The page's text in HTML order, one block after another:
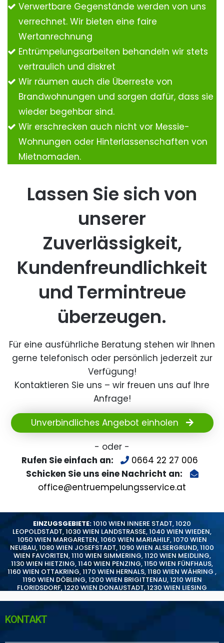
Verwertbare Gegenstände werden von uns
verrechnet. Wir bieten eine faire
Wertanrechnung
Entrümpelungsarbeiten behandeln wir stets
vertraulich und diskret
Wir räumen auch die Überreste von
Brandwohnungen und sorgen dafür, dass sie
wieder begehbar sind.
Wir erschrecken auch nicht vor Messie-
Wohnungen oder Hinterlassenschaften von
Mietnomaden.
Lassen Sie sich von
unserer
Zuverlässigkeit,
Kundenfreundlichkeit
und Termintreue
überzeugen.
Für eine ausführliche Beratung stehen wir Ihnen
gerne telefonisch oder persönlich jederzeit zur
Verfügung!
Kontaktieren Sie uns – wir freuen uns auf Ihre
Anfrage!
Unverbindliches Angebot einholen
- oder -
Rufen Sie einfach an:
0664 22 27 006
Schicken Sie uns eine Nachricht an:
office@entruempelungsservice.at
EINZUGSGEBIETE:1010 WIEN INNERE STADT,1020
LEOPOLDSTADT,1030 WIEN LANDSTRASSE,1040 WIEN WIEDEN,
1050 WIEN MARGARETEN,1060 WIEN MARIAHILF,1070 WIEN
NEUBAU,1080 WIEN JOSEFSTADT,1090 WIEN ALSERGRUND,1100
WIEN FAVORITEN,1110 WIEN SIMMERING,1120 WIEN MEIDLING,
1130 WIEN HIETZING,1140 WIEN PENZING,1150 WIEN FÜNFHAUS,
1160 WIEN OTTAKRING,1170 WIEN HERNALS,1180 WIEN WÄHRING ,
1190 WIEN DÖBLING,1200 WIEN BRIGITTENAU,1210 WIEN
FLORIDSDORF,1220 WIEN DONAUSTADT,1230 WIEN LIESING
KONTAKT